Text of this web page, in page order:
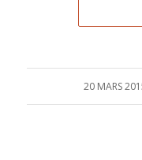
20 MARS
/